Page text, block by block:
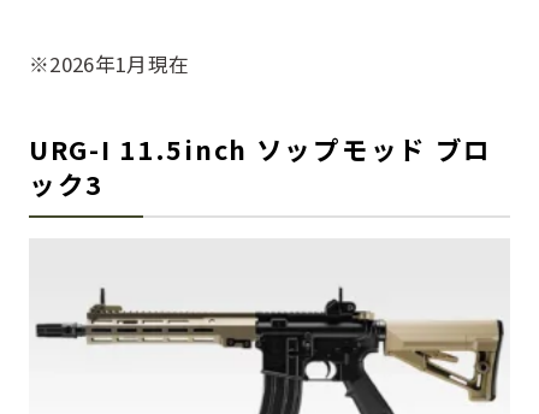
※2026年1月現在
URG-I 11.5inch ソップモッド ブロ
ック3